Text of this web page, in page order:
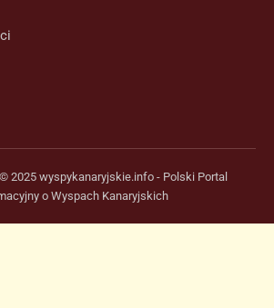
2025 wyspykanaryjskie.info - Polski Portal
o Wyspach Kanaryjskich